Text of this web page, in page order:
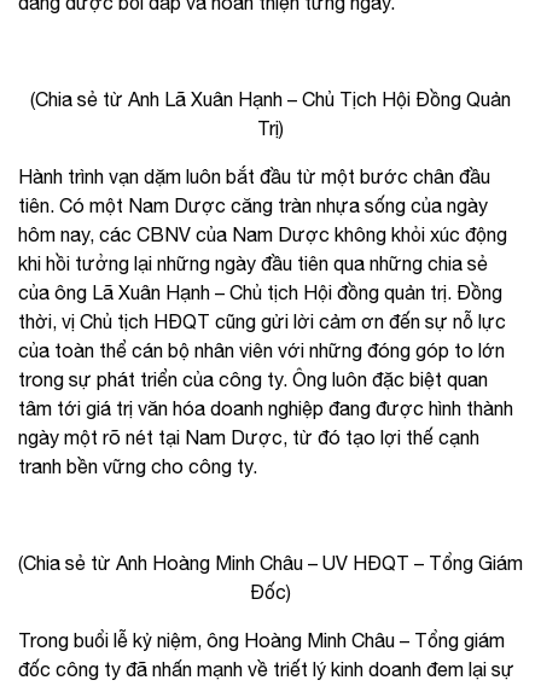
(Chia sẻ từ Anh Lã Xuân Hạnh – Chủ Tịch Hội Đồng Quản
Trị)
Hành trình vạn dặm luôn bắt đầu từ một bước chân đầu
tiên. Có một Nam Dược căng tràn nhựa sống của ngày
hôm nay, các CBNV của Nam Dược không khỏi xúc động
khi hồi tưởng lại những ngày đầu tiên qua những chia sẻ
của ông Lã Xuân Hạnh – Chủ tịch Hội đồng quản trị. Đồng
thời, vị Chủ tịch HĐQT cũng gửi lời cảm ơn đến sự nỗ lực
của toàn thể cán bộ nhân viên với những đóng góp to lớn
trong sự phát triển của công ty. Ông luôn đặc biệt quan
tâm tới giá trị văn hóa doanh nghiệp đang được hình thành
ngày một rõ nét tại Nam Dược, từ đó tạo lợi thế cạnh
tranh bền vững cho công ty.
(Chia sẻ từ Anh Hoàng Minh Châu – UV HĐQT – Tổng Giám
Đốc)
Trong buổi lễ kỷ niệm, ông Hoàng Minh Châu – Tổng giám
đốc công ty đã nhấn mạnh về triết lý kinh doanh đem lại sự